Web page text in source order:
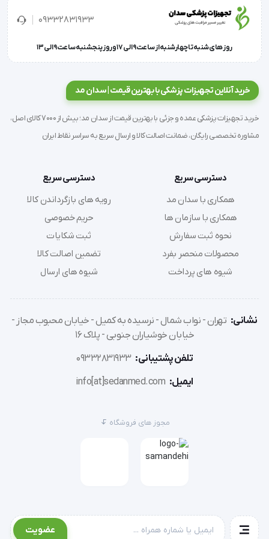
طول: 16 سانتی‌متر
09332831933
روز های شنبه تا چهارشنبه از ساعت 9 الی 17 و روز پنجشنبه ساعت 9 الی 13
خرید آنلاین تجهیزات پزشکی با بهترین قیمت | سدان مد
خرید تجهیزات پزشکی عمده و جزئی با بهترین قیمت از سدان مد؛ بیش از 7000 کالای اصل،
مشاوره تخصصی رایگان، ضمانت اصالت کالا و ارسال سریع به سراسر نقاط ایران
دسترسی سریع
همکاری با سدان مد
همکاری با سازمان ها
نحوه ثبت سفارش
محصولات منحصر بفرد
شیوه های پرداخت
دسترسی سریع
رویه های بازگرداندن کالا
حریم خصوصی
ثبت شکایات
تضمین اصالت کالا
شیوه های ارسال
نشانی: تهران - نواب شمال - نرسیده به کمیل - خیابان محبوب مجاز -
خیابان خوشیاران جنوبی - پلاک 16
تلفن پشتیبانی: 09332831933
ایمیل: info[at]sedanmed.com
مجوز های فروشگاه
عضویت